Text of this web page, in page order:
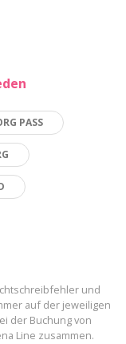
PASS
und
auf der jeweiligen
der Buchung von
Line zusammen.